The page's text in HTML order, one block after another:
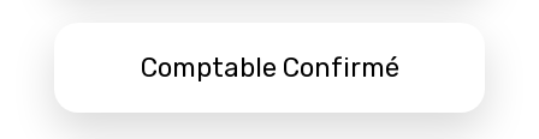
Comptable Confirmé